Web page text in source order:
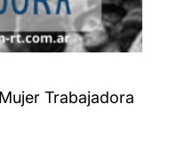
Trabajadora